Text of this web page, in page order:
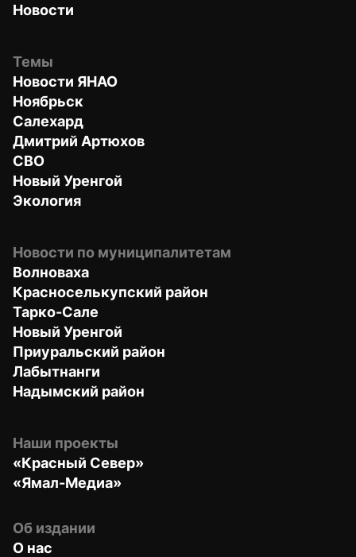
Новости
Темы
Новости ЯНАО
Ноябрьск
Салехард
Дмитрий Артюхов
СВО
Новый Уренгой
Экология
Новости по муниципалитетам
Волноваха
Красноселькупский район
Тарко-Сале
Новый Уренгой
Приуральский район
Лабытнанги
Надымский район
Наши проекты
«Красный Север»
«Ямал-Медиа»
Об издании
О нас